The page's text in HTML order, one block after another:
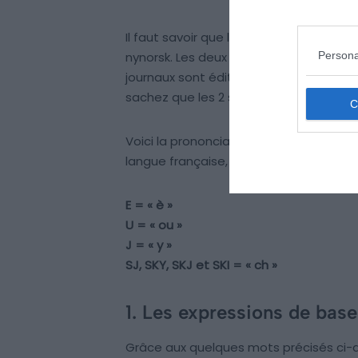
Il faut savoir que la Norvège possède
nynorsk. Les deux ont le même statut
journaux sont édités et imprimés dans
sachez que les 2 sont compris par les
Voici la prononciation de 4 lettres et
langue française, pour bien
E = « è »
U = « ou »
J = « y »
SJ, SKY, SKJ et SKI = « ch »
1. Les expressions de base
Grâce aux quelques mots précisés